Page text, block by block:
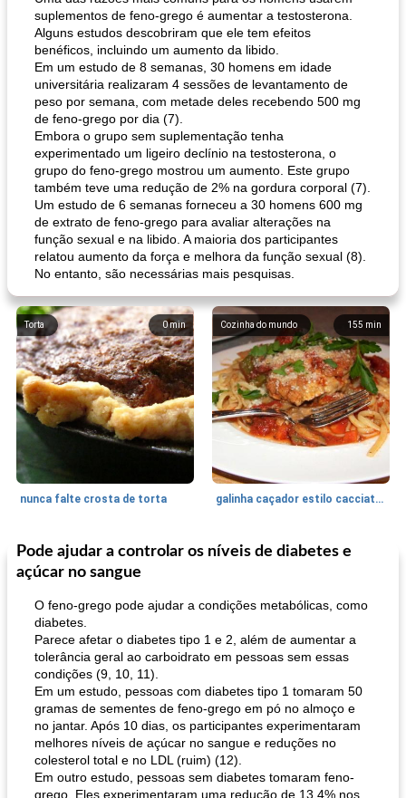
suplementos de feno-grego é aumentar a testosterona.
Alguns estudos descobriram que ele tem efeitos
benéficos, incluindo um aumento da libido.
Em um estudo de 8 semanas, 30 homens em idade
universitária realizaram 4 sessões de levantamento de
peso por semana, com metade deles recebendo 500 mg
de feno-grego por dia (7).
Embora o grupo sem suplementação tenha
experimentado um ligeiro declínio na testosterona, o
grupo do feno-grego mostrou um aumento. Este grupo
também teve uma redução de 2% na gordura corporal (7).
Um estudo de 6 semanas forneceu a 30 homens 600 mg
de extrato de feno-grego para avaliar alterações na
função sexual e na libido. A maioria dos participantes
relatou aumento da força e melhora da função sexual (8).
No entanto, são necessárias mais pesquisas.
0min
Torta
nunca falte crosta de torta
155 min
Cozinha do mundo
galinha caçador estilo cacciatore
1470 min
Feriados e Eventos
queijo festivo mergulho 'slaw'
Punch Beverage
perfurador de romã temperada
Pode ajudar a controlar os níveis de diabetes e
açúcar no sangue
O feno-grego pode ajudar a condições metabólicas, como
diabetes.
Parece afetar o diabetes tipo 1 e 2, além de aumentar a
tolerância geral ao carboidrato em pessoas sem essas
condições (9, 10, 11).
Em um estudo, pessoas com diabetes tipo 1 tomaram 50
gramas de sementes de feno-grego em pó no almoço e
no jantar. Após 10 dias, os participantes experimentaram
melhores níveis de açúcar no sangue e reduções no
colesterol total e no LDL (ruim) (12).
Em outro estudo, pessoas sem diabetes tomaram feno-
grego. Eles experimentaram uma redução de 13,4% nos